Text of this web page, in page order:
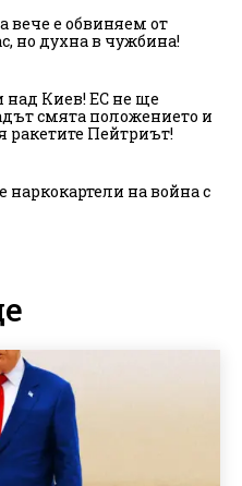
вече е обвиняем от
но духна в чужбина!
над Киев! ЕС не ще
смята положението и
ракетите Пейтриът!
на война с